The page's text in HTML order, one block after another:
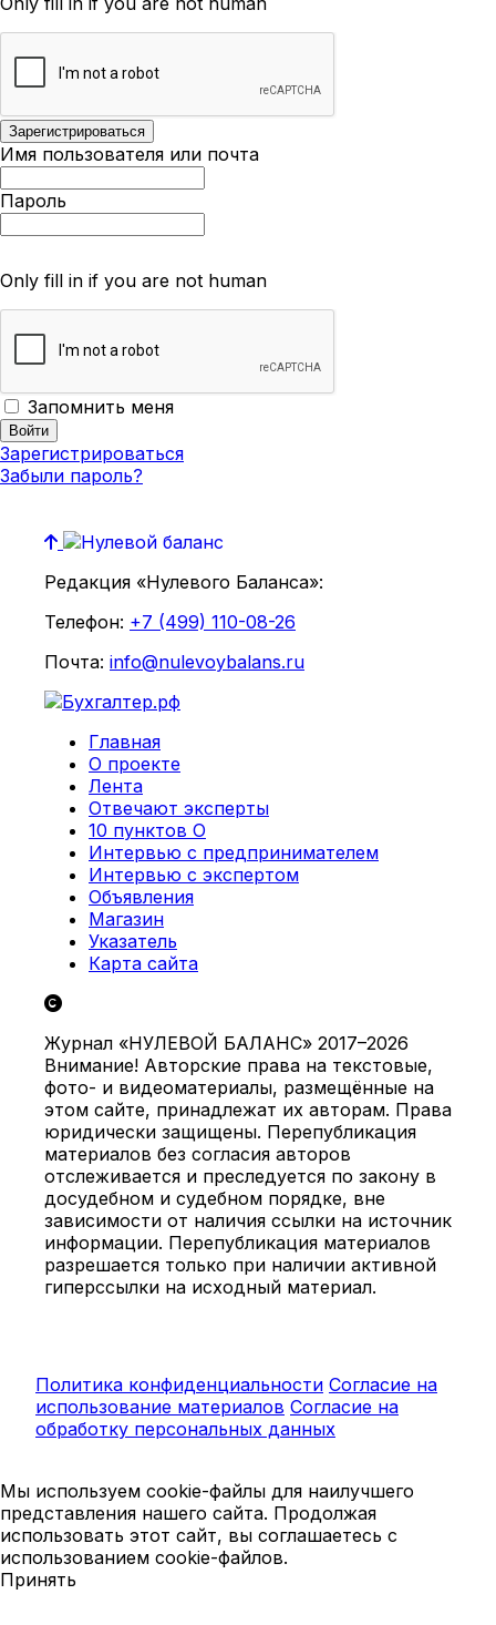
Имя пользователя или почта
Пароль
Only fill in if you are not human
Запомнить меня
Зарегистрироваться
Забыли пароль?
Редакция «Нулевого Баланса»:
Телефон: +7 (499) 110-08-26
Почта: info@nulevoybalans.ru
Главная
О проекте
Лента
Отвечают эксперты
10 пунктов О
Интервью с предпринимателем
Интервью с экспертом
Объявления
Магазин
Указатель
Карта сайта
Журнал «НУЛЕВОЙ БАЛАНС» 2017–2026
Внимание! Авторские права на текстовые,
фото- и видеоматериалы, размещённые на
этом сайте, принадлежат их авторам. Права
юридически защищены. Перепубликация
материалов без согласия авторов
отслеживается и преследуется по закону в
досудебном и судебном порядке, вне
зависимости от наличия ссылки на источник
информации. Перепубликация материалов
разрешается только при наличии активной
гиперссылки на исходный материал.
Политика конфиденциальности Согласие на
использование материалов Согласие на
обработку персональных данных
Мы используем cookie-файлы для наилучшего
представления нашего сайта. Продолжая
использовать этот сайт, вы соглашаетесь с
использованием cookie-файлов.
Принять